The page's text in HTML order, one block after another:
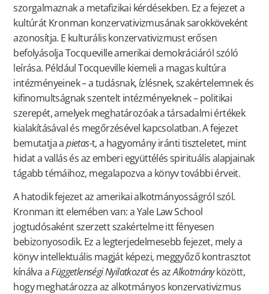
szorgalmaznak a metafizikai kérdésekben. Ez a fejezet a
kultúrát Kronman konzervativizmusának sarokköveként
azonosítja. E kulturális konzervativizmust erősen
befolyásolja Tocqueville amerikai demokráciáról szóló
leírása. Például Tocqueville kiemeli a magas kultúra
intézményeinek – a tudásnak, ízlésnek, szakértelemnek és
kifinomultságnak szentelt intézményeknek – politikai
szerepét, amelyek meghatározóak a társadalmi értékek
kialakításával és megőrzésével kapcsolatban. A fejezet
bemutatja apietas-t, a hagyomány iránti tiszteletet, mint
hidat a vallás és az emberi együttélés spirituális alapjainak
tágabb témáihoz, megalapozva a könyv további érveit.
A hatodik fejezet az amerikai alkotmányosságról szól.
Kronman itt elemében van: a Yale Law School
jogtudósaként szerzett szakértelme itt fényesen
bebizonyosodik. Ez a legterjedelmesebb fejezet, mely a
könyv intellektuális magját képezi, meggyőző kontrasztot
kínálva aFüggetlenségi Nyilatkozatés azAlkotmányközött,
hogy meghatározza az alkotmányos konzervativizmus